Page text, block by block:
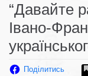
“Давайте
Івано-
Поділитись